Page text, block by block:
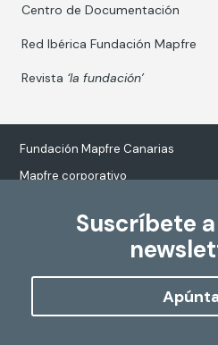
Suscríbete
Centro de Documentación
Red Ibérica Fundación Mapfre
Revista ‘la fundación’
Fundación Mapfre Canarias
Mapfre corporativo
Tratamiento de datos personales
Política de Cookies